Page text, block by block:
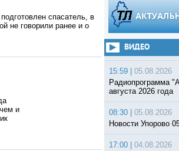
спасатель, в
не говорили ранее и о
и
ВИДЕО
15:59 |
05.08.2026
Радиопрограмма
августа 2026 года
08:30 |
05.08.2026
Новости Упорово
17:00 |
04.08.2026